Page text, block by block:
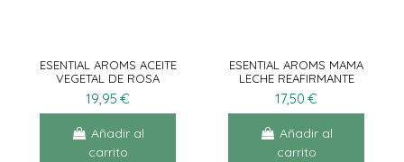
ESENTIAL AROMS ACEITE
VEGETAL DE ROSA
MOSQUETA 50ML
19,95 €
Añadir al
carrito
ESENTIAL AROMS MAMA
LECHE REAFIRMANTE
150ML
17,50 €
Añadir al
carrito